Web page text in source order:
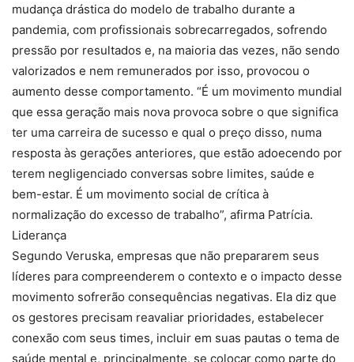
mudança drástica do modelo de trabalho durante a
pandemia, com profissionais sobrecarregados, sofrendo
pressão por resultados e, na maioria das vezes, não sendo
valorizados e nem remunerados por isso, provocou o
aumento desse comportamento. “É um movimento mundial
que essa geração mais nova provoca sobre o que significa
ter uma carreira de sucesso e qual o preço disso, numa
resposta às gerações anteriores, que estão adoecendo por
terem negligenciado conversas sobre limites, saúde e
bem-estar. É um movimento social de crítica à
normalização do excesso de trabalho”, afirma Patrícia.
Liderança
Segundo Veruska, empresas que não prepararem seus
líderes para compreenderem o contexto e o impacto desse
movimento sofrerão consequências negativas. Ela diz que
os gestores precisam reavaliar prioridades, estabelecer
conexão com seus times, incluir em suas pautas o tema de
saúde mental e, principalmente, se colocar como parte do